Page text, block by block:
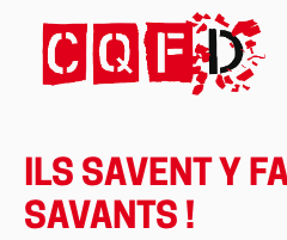
ILS SAVENT Y
SAVANTS !